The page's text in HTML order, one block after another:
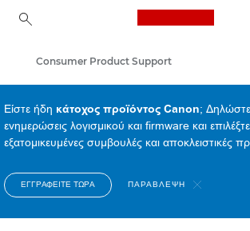
Consumer Product Support
Είστε ήδη κάτοχος προϊόντος Canon;
ενημερώσεις λογισμικού και firmware και
εξατομικευμένες συμβουλές και αποκλειστικές
ΕΓΓΡΑΦΕΊΤΕ ΤΏΡΑ ΠΑΡΆΒΛΕΨΗ